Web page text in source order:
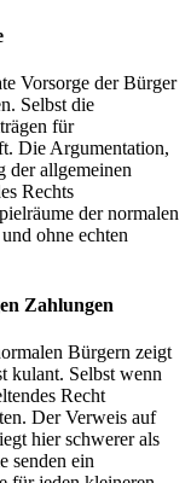
Vorsorge der Bürger
Selbst die
für
Die Argumentation,
der allgemeinen
Rechts
der normalen
ohne echten
Zahlungen
Bürgern zeigt
kulant. Selbst wenn
Recht
Der Verweis auf
hier schwerer als
senden ein